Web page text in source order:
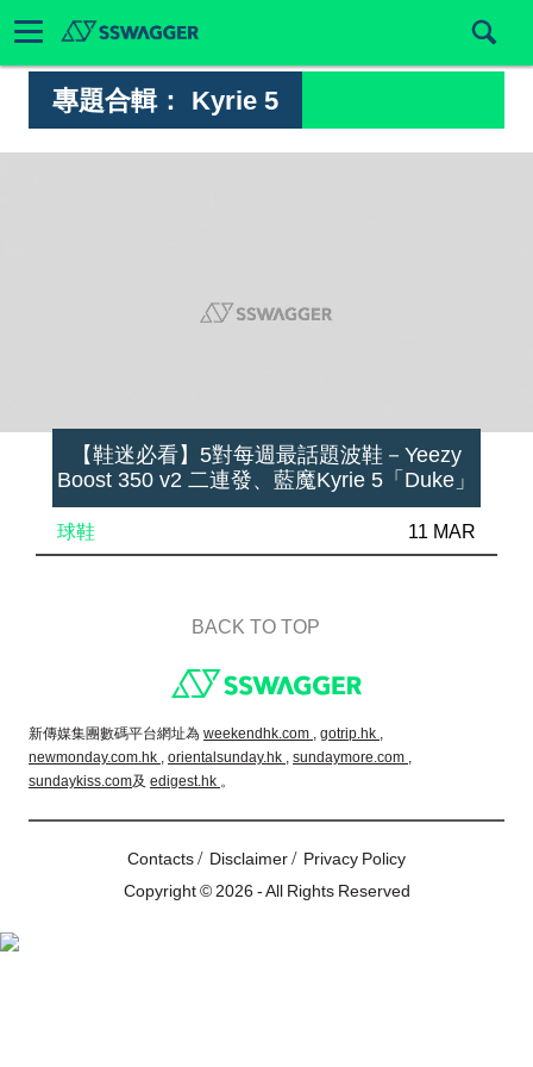
專題合輯： Kyrie 5
【鞋迷必看】5對每週最話題波鞋－Yeezy
Boost 350 v2 二連發、藍魔Kyrie 5「Duke」
球鞋 11 MAR
BACK TO TOP
新傳媒集團數碼平台網址為 weekendhk.com , gotrip.hk ,
newmonday.com.hk , orientalsunday.hk , sundaymore.com ,
sundaykiss.com及 edigest.hk 。
Contacts/ Disclaimer/ Privacy Policy
Copyright © 2026 - All Rights Reserved